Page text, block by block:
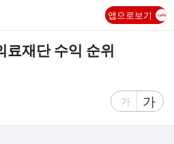
앱으로보기
료재단 수익 순위
글
가
글
자
가